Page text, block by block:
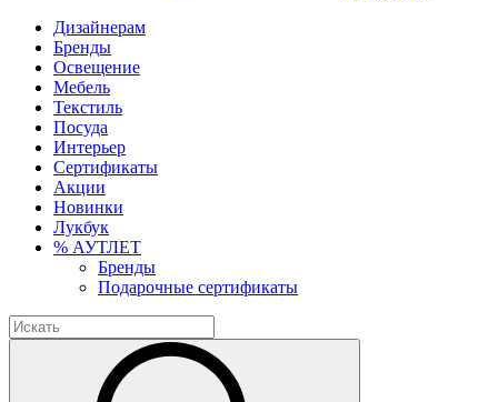
Дизайнерам
Бренды
Освещение
Мебель
Текстиль
Посуда
Интерьер
Сертификаты
Акции
Новинки
Лукбук
% АУТЛЕТ
Бренды
Подарочные сертификаты